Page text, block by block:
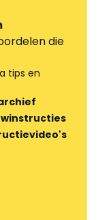
die
tips en